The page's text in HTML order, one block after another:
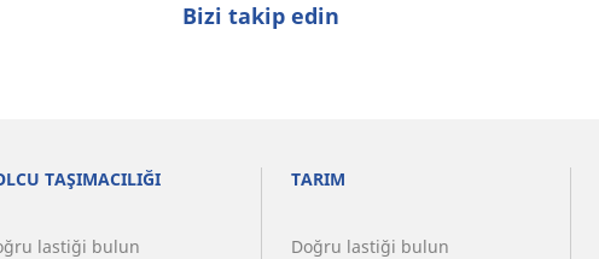
Bizi takip edin
TAŞIMACILIĞI
lastiği bulun
TARIM
Doğru lastiği bulun